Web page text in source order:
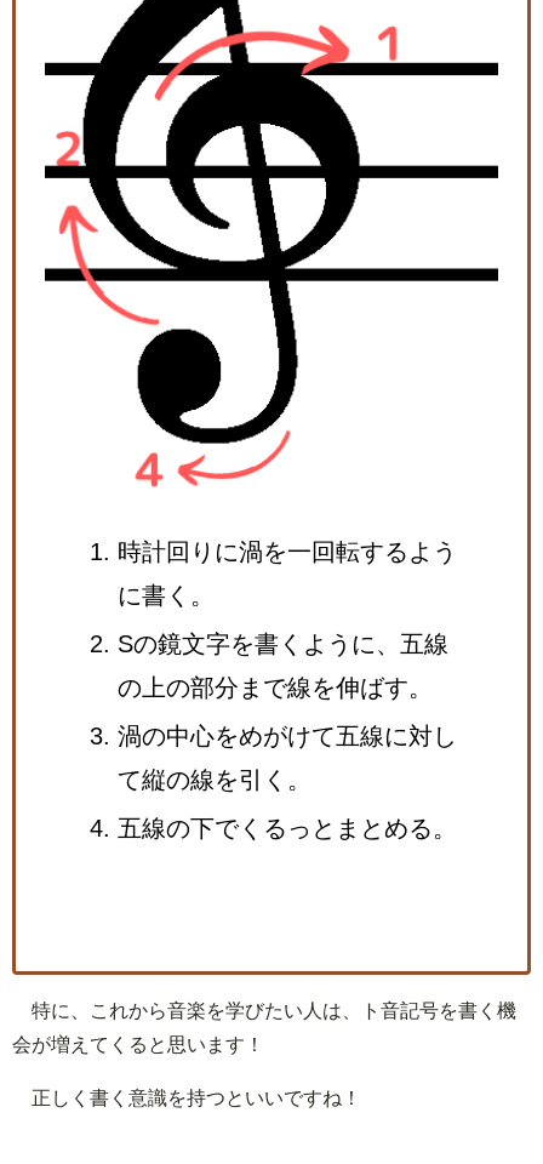
時計回りに渦を一回転するよう
に書く。
Sの鏡文字を書くように、五線
の上の部分まで線を伸ばす。
渦の中心をめがけて五線に対し
て縦の線を引く。
五線の下でくるっとまとめる。
特に、これから音楽を学びたい人は、ト音記号を書く機
会が増えてくると思います！
正しく書く意識を持つといいですね！